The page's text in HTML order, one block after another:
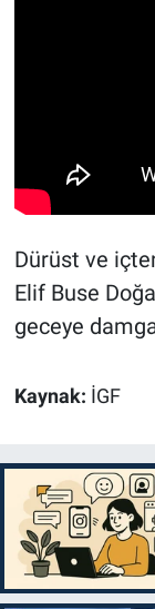
Dürüst ve
Elif Buse
geceye
Kaynak: İGF